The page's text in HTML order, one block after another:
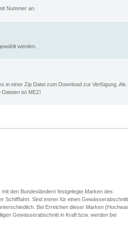
Nummer an.
werden.
in einer Zip Datei zum Download zur Verfügung. Als
ist MEZ!
den Bundesländern festgelegte Marken des
Schifffahrt. Sind immer für einen Gewässerabschnitt
Bei Erreichen dieser Marken
Gewässerabschnitt in Kraft bzw. werden bei